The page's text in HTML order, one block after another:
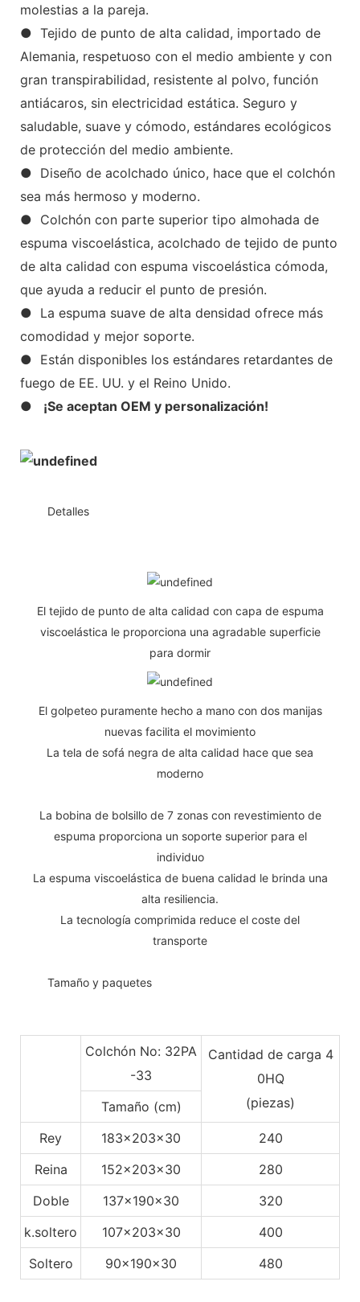
molestias a la pareja.
● Tejido de punto de alta calidad, importado de
Alemania, respetuoso con el medio ambiente y con
gran transpirabilidad, resistente al polvo, función
antiácaros, sin electricidad estática. Seguro y
saludable, suave y cómodo, estándares ecológicos
de protección del medio ambiente.
● Diseño de acolchado único, hace que el colchón
sea más hermoso y moderno.
● Colchón con parte superior tipo almohada de
espuma viscoelástica, acolchado de tejido de punto
de alta calidad con espuma viscoelástica cómoda,
que ayuda a reducir el punto de presión.
● La espuma suave de alta densidad ofrece más
comodidad y mejor soporte.
● Están disponibles los estándares retardantes de
fuego de EE. UU. y el Reino Unido.
●
¡Se aceptan OEM y personalización!
Detalles
El tejido de punto de alta calidad con capa de espuma
viscoelástica le proporciona una agradable superficie
para dormir
El golpeteo puramente hecho a mano con dos manijas
nuevas facilita el movimiento
La tela de sofá negra de alta calidad hace que sea
moderno
La bobina de bolsillo de 7 zonas con revestimiento de
espuma proporciona un soporte superior para el
individuo
La espuma viscoelástica de buena calidad le brinda una
alta resiliencia.
La tecnología comprimida reduce el coste del
transporte
Tamaño y paquetes
Colchón No: 32PA
-33
Cantidad de carga 4
0HQ
(piezas)
Tamaño (cm)
Rey
183x203x30
240
Reina
152x203x30
280
Doble
137x190x30
320
k.soltero
107x203x30
400
Soltero
90x190x30 480